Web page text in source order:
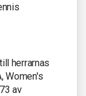
herrarnas
Women's
av